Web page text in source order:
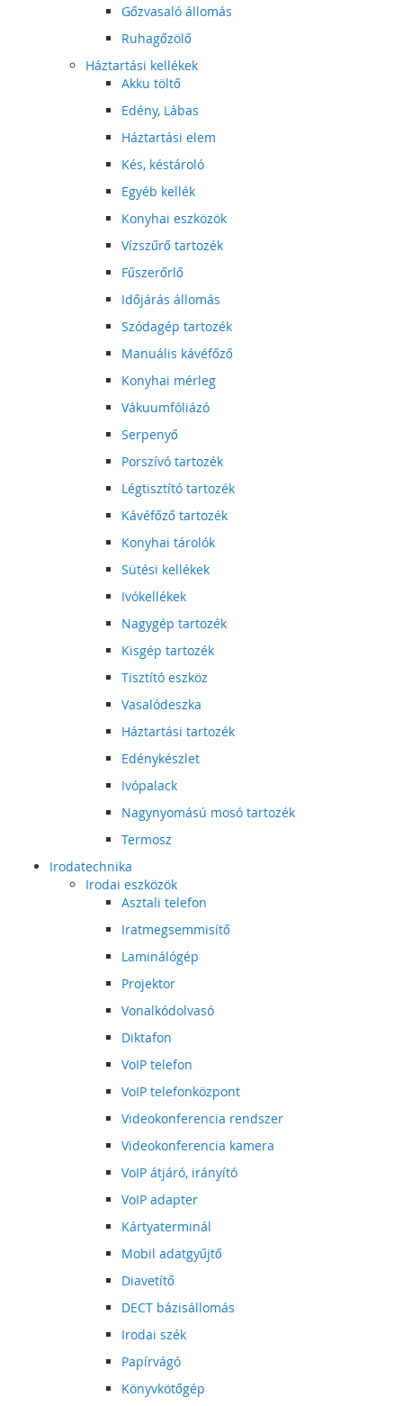
Gőzvasaló állomás
Ruhagőzölő
Háztartási kellékek
Akku töltő
Edény, Lábas
Háztartási elem
Kés, késtároló
Egyéb kellék
Konyhai eszközök
Vízszűrő tartozék
Fűszerőrlő
Időjárás állomás
Szódagép tartozék
Manuális kávéfőző
Konyhai mérleg
Vákuumfóliázó
Serpenyő
Porszívó tartozék
Légtisztító tartozék
Kávéfőző tartozék
Konyhai tárolók
Sütési kellékek
Ivókellékek
Nagygép tartozék
Kisgép tartozék
Tisztító eszköz
Vasalódeszka
Háztartási tartozék
Edénykészlet
Ivópalack
Nagynyomású mosó tartozék
Termosz
Irodatechnika
Irodai eszközök
Asztali telefon
Iratmegsemmisítő
Laminálógép
Projektor
Vonalkódolvasó
Diktafon
VoIP telefon
VoIP telefonközpont
Videokonferencia rendszer
Videokonferencia kamera
VoIP átjáró, irányító
VoIP adapter
Kártyaterminál
Mobil adatgyűjtő
Diavetítő
DECT bázisállomás
Irodai szék
Papírvágó
Könyvkötőgép